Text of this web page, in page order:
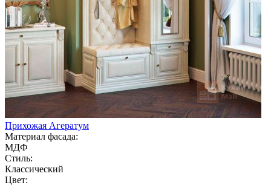
Прихожая Агератум
Материал фасада:
МДФ
Стиль:
Классический
Цвет: